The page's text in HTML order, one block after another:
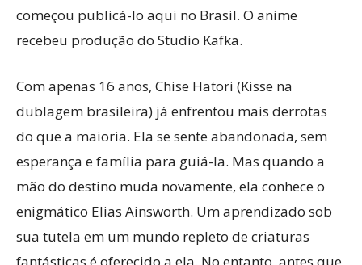
começou publicá-lo aqui no Brasil. O anime
recebeu produção do Studio Kafka.
Com apenas 16 anos, Chise Hatori (Kisse na
dublagem brasileira) já enfrentou mais derrotas
do que a maioria. Ela se sente abandonada, sem
esperança e família para guiá-la. Mas quando a
mão do destino muda novamente, ela conhece o
enigmático Elias Ainsworth. Um aprendizado sob
sua tutela em um mundo repleto de criaturas